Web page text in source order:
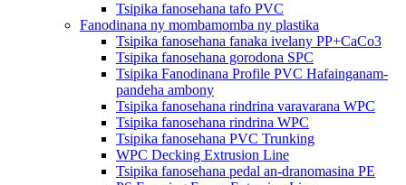
Tsipika fanosehana tafo PVC
Fanodinana ny mombamomba ny plastika
Tsipika fanosehana fanaka ivelany PP+CaCo3
Tsipika fanosehana gorodona SPC
Tsipika Fanodinana Profile PVC Hafainganam-
pandeha ambony
Tsipika fanosehana rindrina varavarana WPC
Tsipika fanosehana rindrina WPC
Tsipika fanosehana PVC Trunking
WPC Decking Extrusion Line
Tsipika fanosehana pedal an-dranomasina PE